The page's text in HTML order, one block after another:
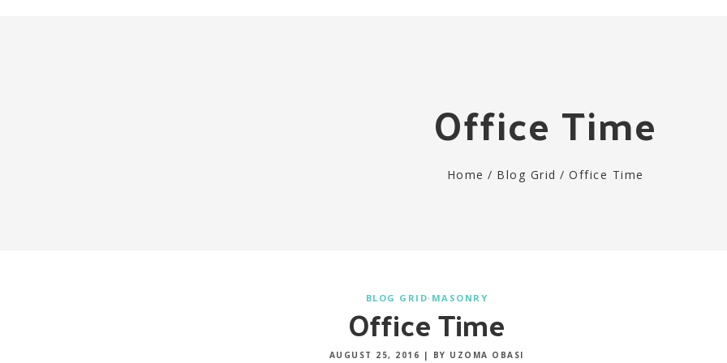
Office Time
Home / Blog Grid / Office Time
BLOG GRID· MASONRY
Office Time
AUGUST 25, 2016 | BY UZOMA OBASI